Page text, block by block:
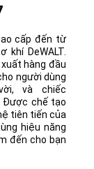
cấp đến từ
DeWALT.
hàng đầu
người dùng
và chiếc
Được chế tạo
tiên tiến của
hiệu năng
đến cho bạn